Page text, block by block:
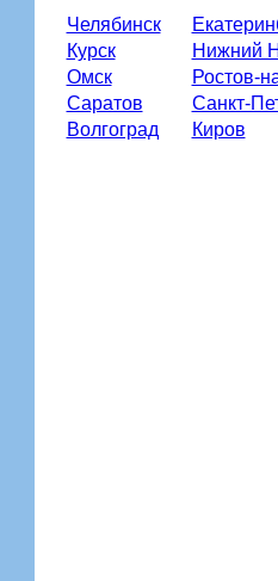
Челябинск
Курск
Нижний
Омск
Ростов-
Саратов
Санкт-
Волгоград
Киров